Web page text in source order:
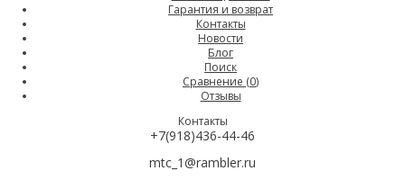
Гарантия и возврат
Контакты
Новости
Блог
Поиск
Сравнение (0)
Отзывы
Контакты
+7(918)436-44-46
mtc_1@rambler.ru